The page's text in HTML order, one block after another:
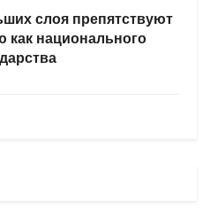
слоя препятствуют
как национального